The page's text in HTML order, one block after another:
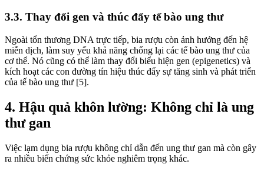
3.3. Thay đổi gen và thúc đẩy tế bào ung thư
Ngoài tổn thương DNA trực tiếp, bia rượu còn ảnh hưởng đến hệ
miễn dịch, làm suy yếu khả năng chống lại các tế bào ung thư của
cơ thể. Nó cũng có thể làm thay đổi biểu hiện gen (epigenetics) và
kích hoạt các con đường tín hiệu thúc đẩy sự tăng sinh và phát triển
của tế bào ung thư [5].
4. Hậu quả khôn lường: Không chỉ là ung
thư gan
Việc lạm dụng bia rượu không chỉ dẫn đến ung thư gan mà còn gây
ra nhiều biến chứng sức khỏe nghiêm trọng khác.